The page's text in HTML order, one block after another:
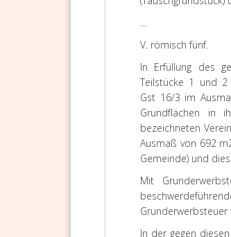
...
V. römisch fünf.
In Erfüllung des
Teilstücke 1 und
Gst 16/3 im
Grundflächen in
bezeichneten
Ausmaß von 692
Gemeinde) und
Mit
Grunderwerbsteuer
In der gegen